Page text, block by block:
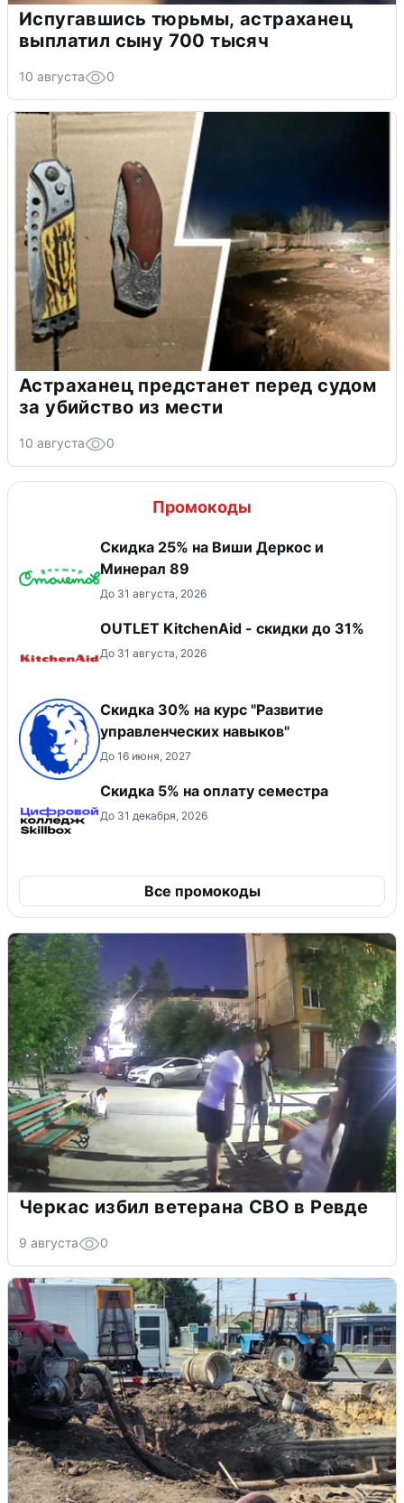
Испугавшись тюрьмы, астраханец
выплатил сыну 700 тысяч
10 августа 0
Астраханец предстанет перед судом
за убийство из мести
10 августа 0
Промокоды
Скидка 25% на Виши Деркос и
Минерал 89
До 31 августа, 2026
OUTLET KitchenAid - скидки до 31%
До 31 августа, 2026
Скидка 30% на курс "Развитие
управленческих навыков"
До 16 июня, 2027
Скидка 5% на оплату семестра
До 31 декабря, 2026
Все промокоды
Черкас избил ветерана СВО в Ревде
9 августа 0